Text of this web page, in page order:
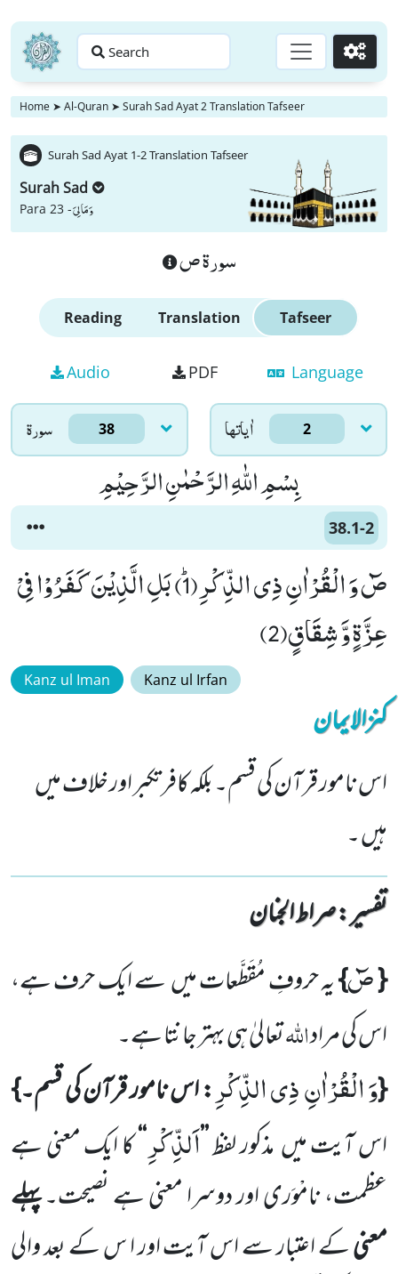
Search Go
Home ➤ Al-Quran ➤ Surah Sad Ayat 2 Translation Tafseer
Surah Sad Ayat 1-2 Translation Tafseer
Surah Sad
Para 23 -وَ مَا لِیَ
سورة ص
Reading Translation Tafseer
Audio PDF Language
سورۃ 38 اٰياتها 2
بِسْمِ اللّٰهِ الرَّحْمٰنِ الرَّحِیْمِ
38.1-2
صٓ وَ الْقُرْاٰنِ ذِی الذِّكْرِﭤ(1) بَلِ الَّذِیْنَ كَفَرُوْا فِیْ
عِزَّةٍ وَّ شِقَاقٍ(2)
Kanz ul Iman Kanz ul Irfan
کنزالایمان
اس نامور قرآن کی قسم۔ بلکہ کافر تکبر اور خلاف میں
ہیں ۔
تفسیر : ‎صراط الجنان
{صٓ}یہ حروفِ مُقَطَّعات میںسے ایک حرف ہے،
اس کی مراداللہتعالیٰ ہی بہتر جانتا ہے۔
{وَ الْقُرْاٰنِ ذِی الذِّكْرِ: اس نامور قرآن کی قسم۔}
اس آیت میںمذکور لفظ’’اَلذِّكْرِ‘‘کا ایک معنی ہے
عظمت، نامْوَریاور دوسرا معنی ہے نصیحت۔پہلے
معنیکے اعتبار سے اس آیت اور ا س کے بعد والی